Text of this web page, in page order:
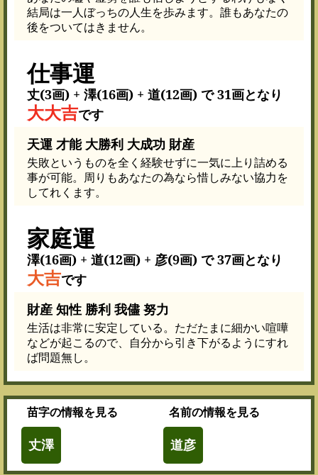
結局は一人ぼっちの人生を歩みます。誰もあなたの
後をついてはきません。
仕事運
丈(3画) + 澤(16画) + 道(12画) で 31画となり
大大吉です
天運 才能 大勝利 大成功 財産
失敗というものを全く経験せずに一気に上り詰める
事が可能。周りもあなたの為なら惜しみない協力を
してれくます。
家庭運
澤(16画) + 道(12画) + 彦(9画) で 37画となり
大吉です
財産 知性 勝利 我儘 努力
生活は非常に安定している。ただたまに細かい喧嘩
などが起こるので、自分から引き下がるようにすれ
ば問題無し。
苗字の情報を見る
丈澤
名前の情報を見る
道彦